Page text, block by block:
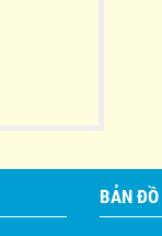
BẢN ĐỒ